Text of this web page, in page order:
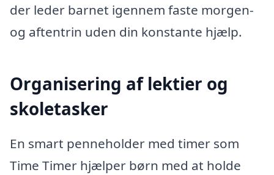
der leder barnet igennem faste morgen-
og aftentrin uden din konstante hjælp.
Organisering af lektier og
skoletasker
En smart penneholder med timer som
Time Timer hjælper børn med at holde